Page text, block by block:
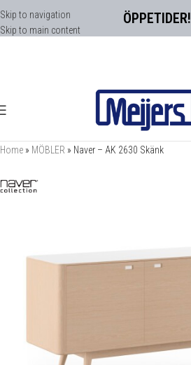
ÖPPETIDER!
Skip to navigation
Skip to main content
Home » MÖBLER » Naver – AK 2630 Skänk